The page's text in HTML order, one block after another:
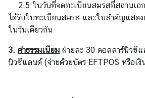
ร
ะ
เ
ท
ศ
2.5 ในวันที่จดทะเบียนสมรสที่สถานเอ
ได้รับใบทะเบียนสมรส และใบสำคัญแสดง
ในวันเดียวกัน
3. ค่าธรรมเนียม ฝ่ายละ 30 ดอลลาร์นิวซี
นิวซีแลนด์ (จ่ายด้วยบัตร EFTPOS หรือเ